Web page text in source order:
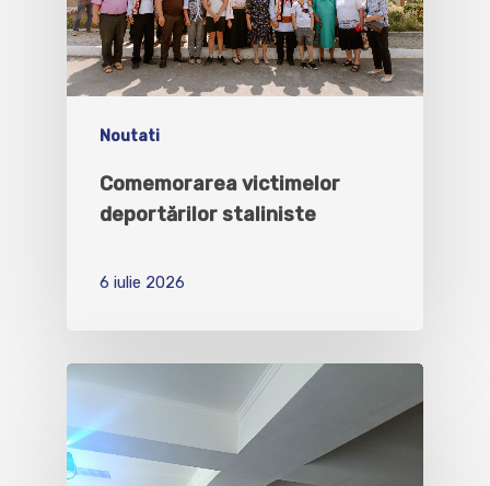
Noutati
Comemorarea victimelor
deportărilor staliniste
6 iulie 2026